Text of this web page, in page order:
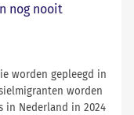
nog nooit
worden gepleegd in
worden
in Nederland in 2024